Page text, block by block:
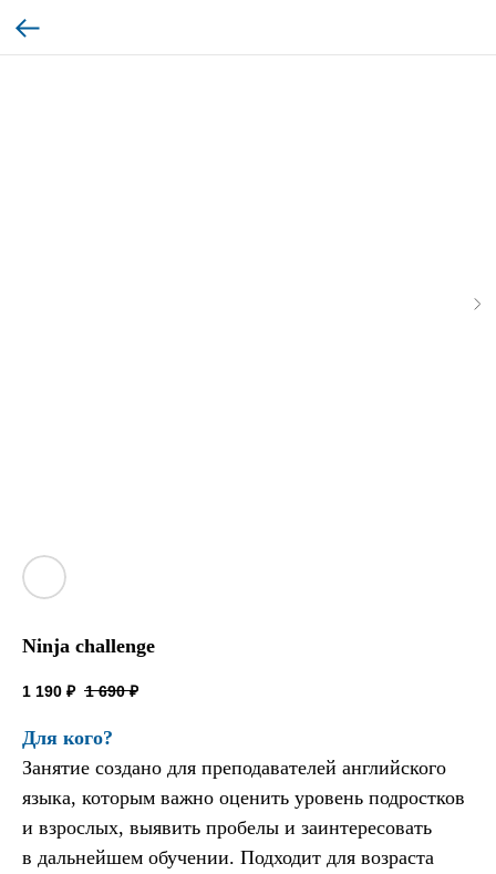
Ninja challenge
1 190 ₽ 1 690 ₽
Для кого?
Занятие создано для преподавателей английского
языка, которым важно оценить уровень подростков
и взрослых, выявить пробелы и заинтересовать
в дальнейшем обучении. Подходит для возраста